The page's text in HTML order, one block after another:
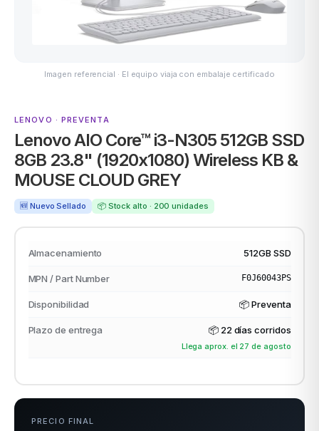
Imagen referencial · El equipo viaja con embalaje certificado
LENOVO · PREVENTA
Lenovo AIO Core™ i3-N305 512GB SSD
8GB 23.8" (1920x1080) Wireless KB &
MOUSE CLOUD GREY
🆕 Nuevo Sellado 📦 Stock alto · 200 unidades
Almacenamiento 512GB SSD
MPN / Part Number F0J60043PS
Disponibilidad 📦 Preventa
Plazo de entrega 📦 22 días corridos
Llega aprox. el 27 de agosto
PRECIO FINAL